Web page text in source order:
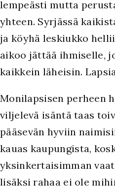
lempeästi mutta
yhteen. Syrjässä
ja köyhä leskiukko
aikoo jättää ihmiselle,
kaikkein läheisin.
Monilapsisen perheen
viljelevä isäntä taas
pääsevän hyviin
kauas kaupungista,
yksinkertaisimman
lisäksi rahaa ei ole